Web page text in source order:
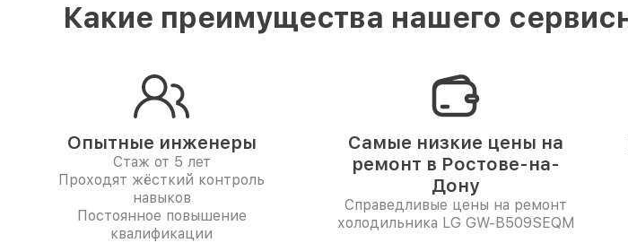
Какие преимущества нашего
Опытные инженеры
Стаж от 5 лет
Проходят жёсткий контроль
навыков
Постоянное повышение
квалификации
Самые низкие цены на
ремонт в Ростове-на-
Дону
Справедливые цены на ремонт
холодильника LG GW-B509SEQM